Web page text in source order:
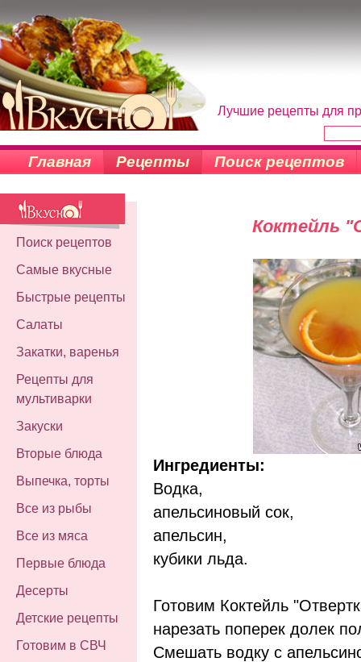
Лучшие рецепты для
Главная Рецепты Поиск рецептов
Поиск рецептов
Самые вкусные
Быстрые рецепты
Салаты
Закатки, варенья
Рецепты для
мультиварки
Закуски
Вторые блюда
Выпечка, торты
Все из рыбы
Все из мяса
Первые блюда
Десерты
Детские рецепты
Готовим в СВЧ
Коктейль
Ингредиенты:
Водка,
апельсиновый сок,
апельсин,
кубики льда.
Готовим Коктейль
нарезать поперек долек
Смешать водку с